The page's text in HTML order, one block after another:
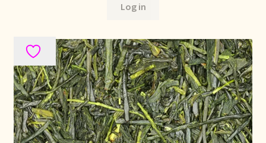
Versand und Lieferung
Verzenden en bezorgen
Voedselveiligheid
Log in